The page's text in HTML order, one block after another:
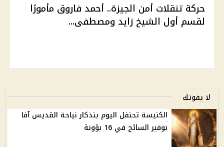
حركة تنقلات أمن الجيزة.. أحمد فاروق مأمورًا
لقسم أول الشيخ زايد ومصطفى...
لا يفوتك
الكنيسة تحتفل اليوم بتذكار نياحة القديس آفا
نوفير السائح في 16 بؤونة